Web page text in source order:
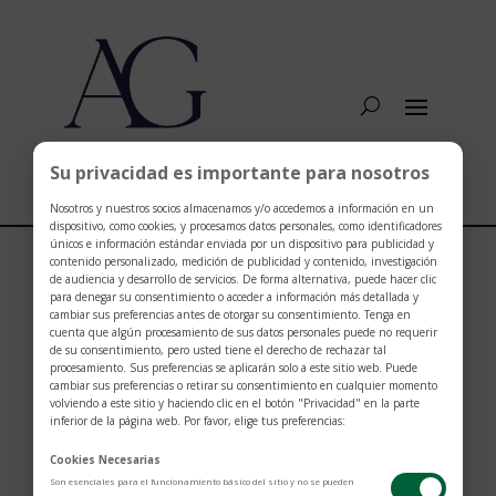
Online kasíno s live krupiérmi a ich vplyv na
herný zážitok
porNelson Gallardo|Ene 12, 2026|15
Online kasína s live krupiérmi sa stávajú stále
populárnejšími medzi hráčmi, ktorí hľadajú autentický
navštíviť skutočné kasíno. V tomto článku sa pozrieme
na to, ako online kasína s live krupiérmi ovplyvňujú
Su privacidad es importante para nosotros
Nosotros y nuestros socios almacenamos y/o accedemos a información en un
dispositivo, como cookies, y procesamos datos personales, como identificadores
únicos e información estándar enviada por un dispositivo para publicidad y
contenido personalizado, medición de publicidad y contenido, investigación
de audiencia y desarrollo de servicios. De forma alternativa, puede hacer clic
para denegar su consentimiento o acceder a información más detallada y
cambiar sus preferencias antes de otorgar su consentimiento. Tenga en
cuenta que algún procesamiento de sus datos personales puede no requerir
de su consentimiento, pero usted tiene el derecho de rechazar tal
procesamiento. Sus preferencias se aplicarán solo a este sitio web. Puede
cambiar sus preferencias o retirar su consentimiento en cualquier momento
volviendo a este sitio y haciendo clic en el botón "Privacidad" en la parte
inferior de la página web. Por favor, elige tus preferencias:
Cookies Necesarias
Son esenciales para el funcionamiento básico del sitio y no se pueden